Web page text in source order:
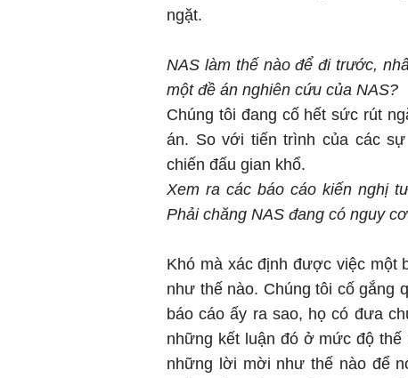
ngặt.
NAS làm thế nào để đi trước,
một đề án nghiên cứu của NAS?
Chúng tôi đang cố hết sức rút
án. So với tiến trình của các
chiến đấu gian khổ.
Xem ra các báo cáo kiến nghị
Phải chăng NAS đang có nguy
Khó mà xác định được việc một
như thế nào. Chúng tôi cố gắng
báo cáo ấy ra sao, họ có đưa
những kết luận đó ở mức độ
những lời mời như thế nào để